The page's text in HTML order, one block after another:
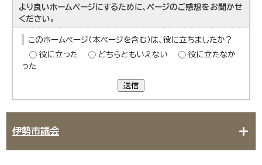
より良いホームページにするために、ページのご感想をお聞かせ
ください。
このホームページ（本ページを含む）は、役に立ちましたか？
役に立った
どちらともいえない
役に立たなか
った
送信
伊勢市議会